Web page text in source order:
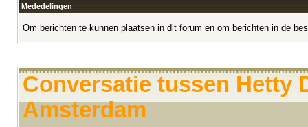
Mededelingen
Om berichten te kunnen plaatsen in dit forum en om berichten in de
Conversatie tussen Hetty
Amsterdam